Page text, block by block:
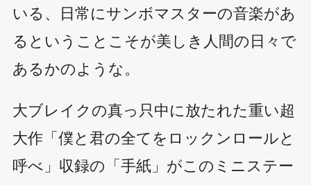
いる、日常にサンボマスターの音楽があ
るということこそが美しき人間の日々で
あるかのような。
大ブレイクの真っ只中に放たれた重い超
大作「僕と君の全てをロックンロールと
呼べ」収録の「手紙」がこのミニステー